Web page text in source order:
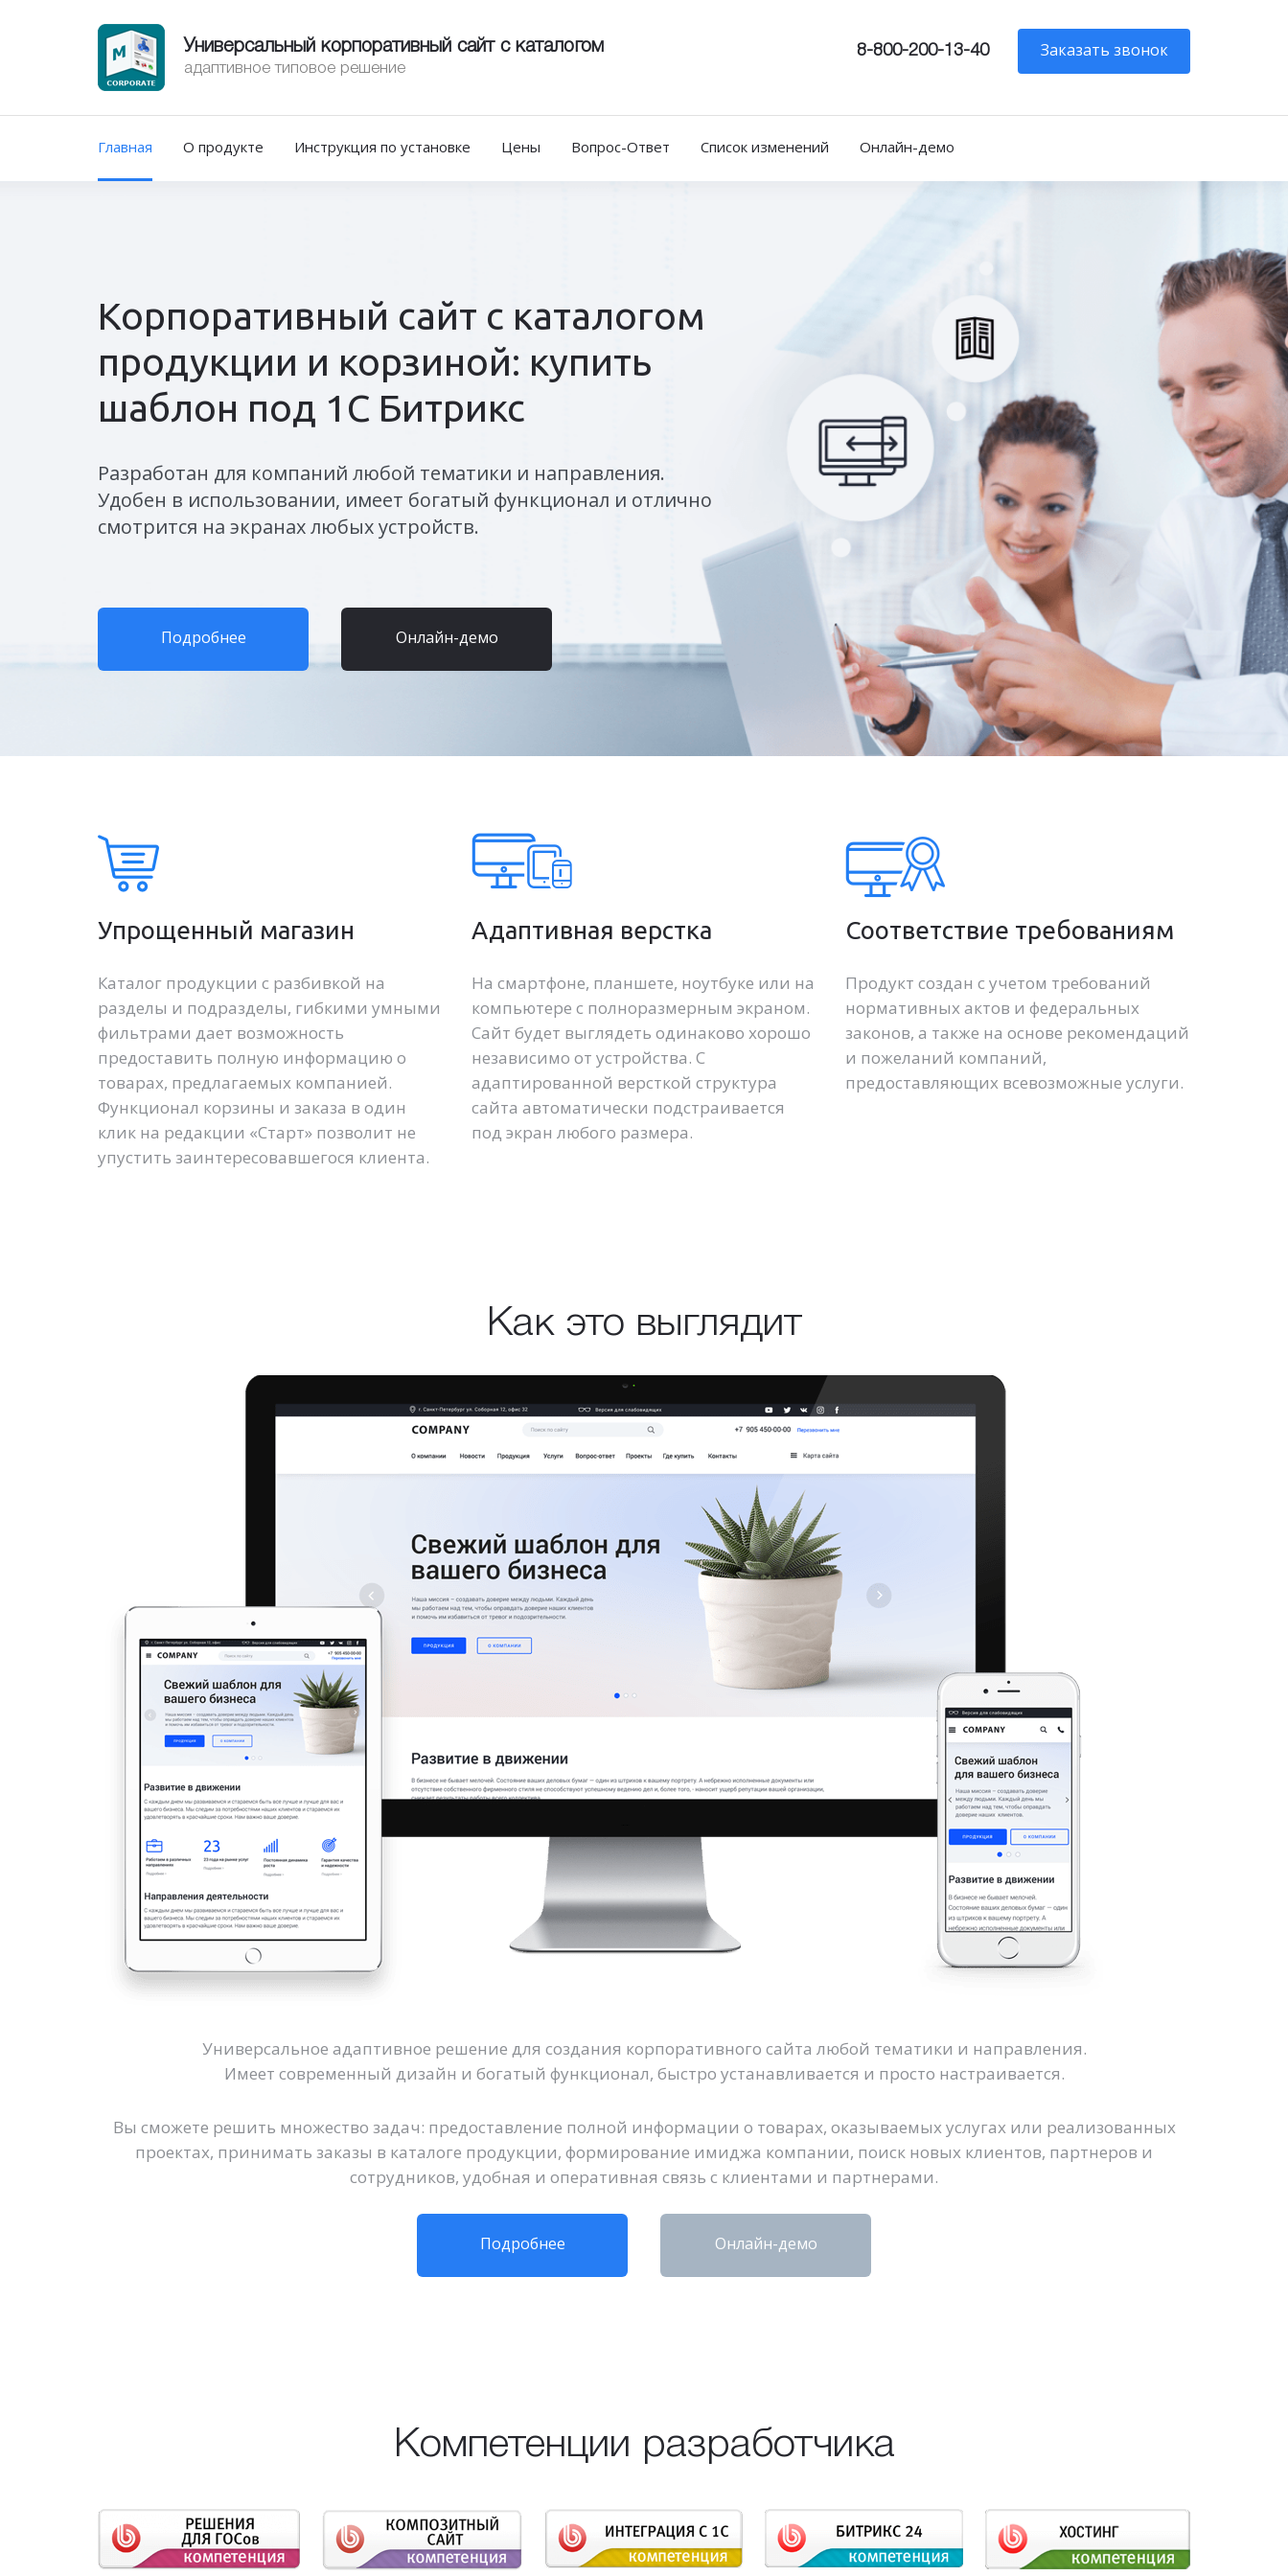
Универсальный корпоративный сайт с каталогом
адаптивное типовое решение
8-800-200-13-40 Заказать звонок
Главная О продукте Инструкция по установке Цены Вопрос-Ответ Список изменений Онлайн-демо
Корпоративный сайт с каталогом
продукции и корзиной: купить
шаблон под 1С Битрикс
Разработан для компаний любой тематики и направления.
Удобен в использовании, имеет богатый функционал и отлично
смотрится на экранах любых устройств.
Подробнее Онлайн-демо
Упрощенный магазин
Каталог продукции с разбивкой на
разделы и подразделы, гибкими умными
фильтрами дает возможность
предоставить полную информацию о
товарах, предлагаемых компанией.
Функционал корзины и заказа в один
клик на редакции «Старт» позволит не
упустить заинтересовавшегося клиента.
Адаптивная верстка
На смартфоне, планшете, ноутбуке или на
компьютере с полноразмерным экраном.
Сайт будет выглядеть одинаково хорошо
независимо от устройства. С
адаптированной версткой структура
сайта автоматически подстраивается
под экран любого размера.
Соответствие требованиям
Продукт создан с учетом требований
нормативных актов и федеральных
законов, а также на основе рекомендаций
и пожеланий компаний,
предоставляющих всевозможные услуги.
Как это выглядит
Универсальное адаптивное решение для создания корпоративного сайта любой тематики и направления.
Имеет современный дизайн и богатый функционал, быстро устанавливается и просто настраивается.
Вы сможете решить множество задач: предоставление полной информации о товарах, оказываемых услугах или реализованных
проектах, принимать заказы в каталоге продукции, формирование имиджа компании, поиск новых клиентов, партнеров и
сотрудников, удобная и оперативная связь с клиентами и партнерами.
Подробнее Онлайн-демо
Компетенции разработчика